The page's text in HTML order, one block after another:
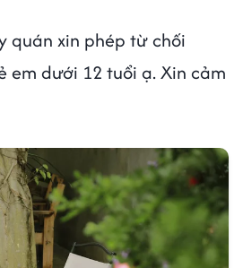
quán xin phép từ chối
em dưới 12 tuổi ạ. Xin cảm